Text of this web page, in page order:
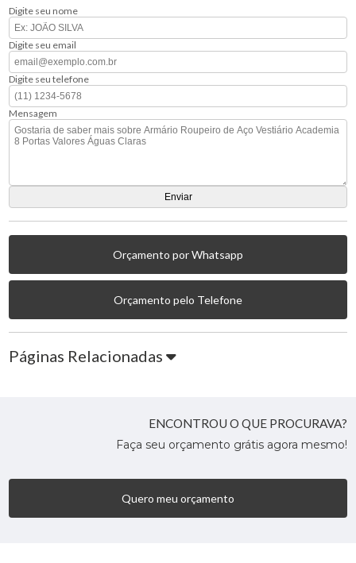
Digite seu nome
Digite seu email
Digite seu telefone
Mensagem
Orçamento por Whatsapp
Orçamento pelo Telefone
Páginas Relacionadas
ENCONTROU O QUE PROCURAVA?
Faça seu orçamento grátis agora mesmo!
Quero meu orçamento